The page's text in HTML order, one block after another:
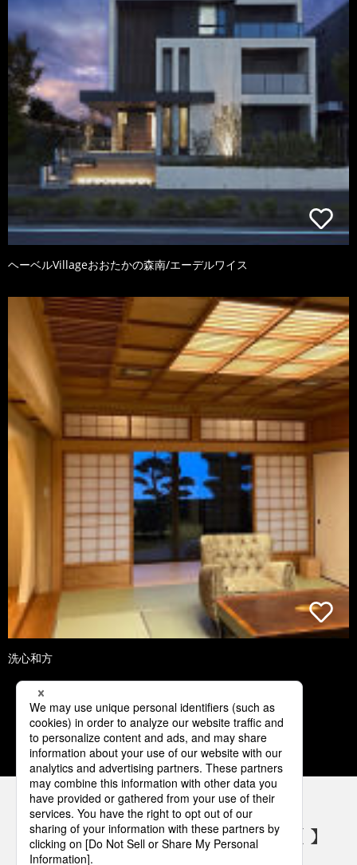
ヘーベルVillageおおたかの森南/エーデルワイス
洗心和方
1 2 3 4 5
パナソニックの電気設備 SNSアカウント